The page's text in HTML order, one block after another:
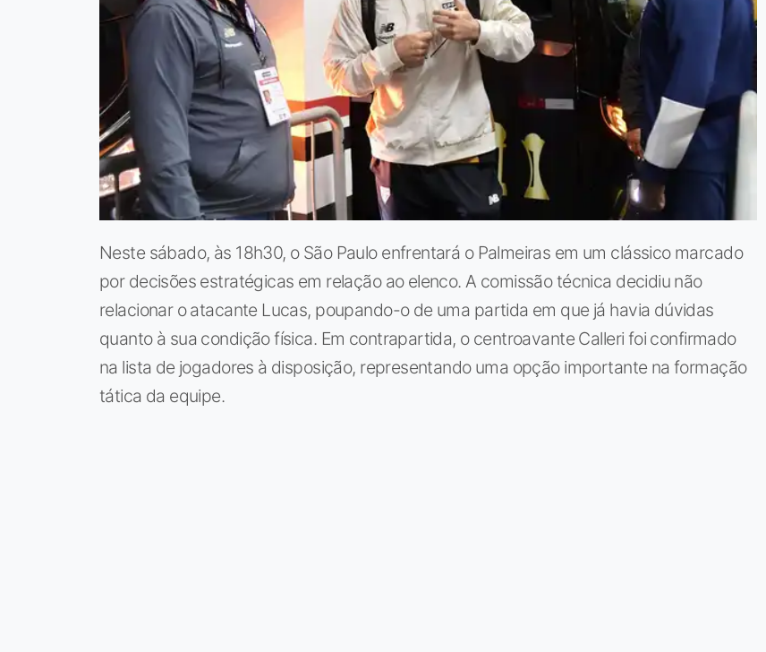
Neste sábado, às 18h30, o São Paulo enfrentará o Palmeiras em um clássico marcado
por decisões estratégicas em relação ao elenco. A comissão técnica decidiu não
relacionar o atacante Lucas, poupando-o de uma partida em que já havia dúvidas
quanto à sua condição física. Em contrapartida, o centroavante Calleri foi confirmado
na lista de jogadores à disposição, representando uma opção importante na formação
tática da equipe.